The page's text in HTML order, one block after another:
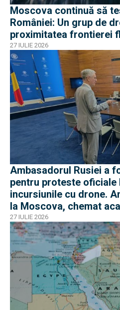
Moscova continuă să
României: Un grup de
proximitatea frontierei
27 IULIE 2026
Ambasadorul Rusiei a
pentru proteste oficiale
incursiunile cu drone.
la Moscova, chemat
27 IULIE 2026